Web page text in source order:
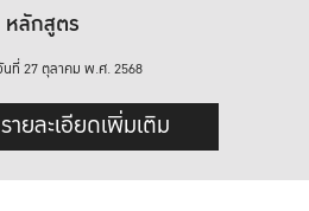
หลักสูตร
ที่ 27 ตุลาคม พ.ศ. 2568
รายละเอียดเพิ่มเติม